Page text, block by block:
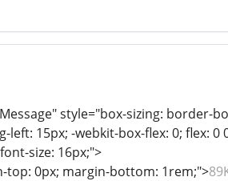
style="box-sizing: border-
15px; -webkit-box-flex: 0; flex: 0
size: 16px;">
top: 0px; margin-bottom: 1rem;">